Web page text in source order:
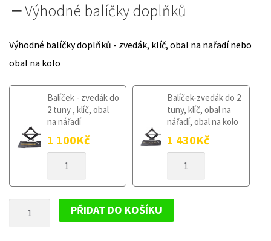
Výhodné balíčky doplňků
Výhodné balíčky doplňků - zvedák, klíč, obal na nařadí nebo
obal na kolo
Balíček - zvedák do
2 tuny , klíč, obal
na nářadí
1 100Kč
KOLO
2011
Balíček-zvedák do 2
tuny, klíč, obal na
nářadí, obal na kolo
1 430Kč
KOLO
2011
PŘIDAT DO KOŠÍKU